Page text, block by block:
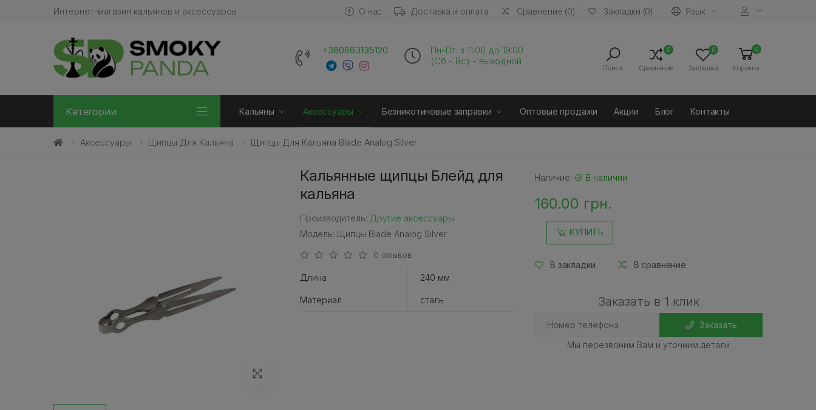
Интернет-магазин кальянов и аксессуаров О нас Доставка и оплата Сравнение (0) Закладки (0) Язык
+380663135120
Пн-Пт: з 11:00 до 19:00
(Сб - Вс) - выходной
Поиск
0
Сравнение
0
Закладки
0
Корзина
Категории Кальяны Аксессуары Безникотиновые заправки Оптовые продажи Акции Блог Контакты
Аксессуары Щипцы Для Кальяна Щипцы Для Кальяна Blade Analog Silver
Кальянные щипцы Блейд для
кальяна
Производитель: Другие аксессуары
Модель: Щипцы Blade Analog Silver
0 отзывов
Длина 240 мм
Материал сталь
Наличие: В наличии
160.00 грн.
КУПИТЬ
В закладки В сравнение
Заказать в 1 клик
Заказать
Мы перезвоним Вам и уточним детали